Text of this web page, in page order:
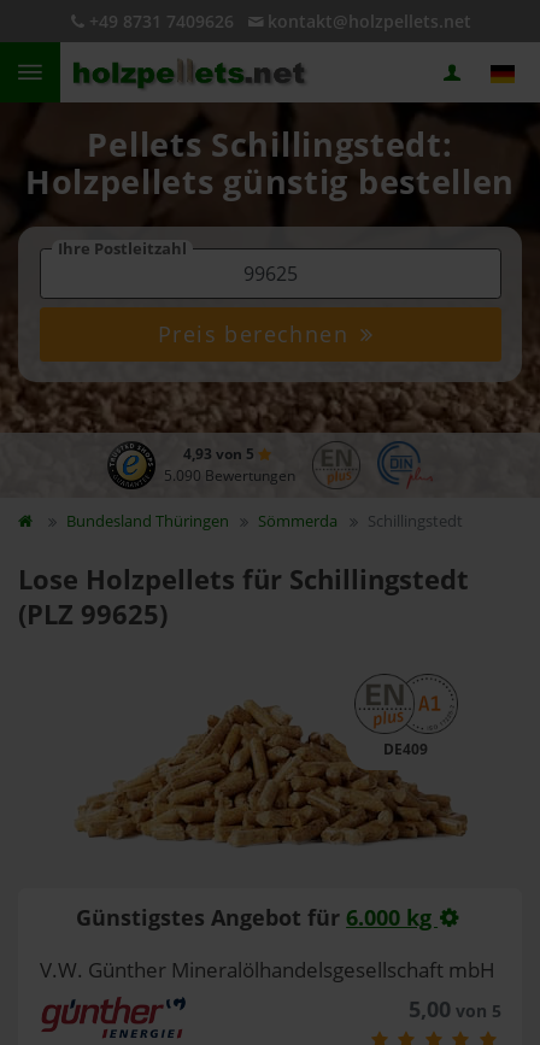
+49 8731 7409626 kontakt@holzpellets.net
Pellets Schillingstedt:
Holzpellets günstig bestellen
Ihre Postleitzahl
Preis berechnen
4,93 von 5
5.090 Bewertungen
Bundesland Thüringen Sömmerda Schillingstedt
Lose Holzpellets für Schillingstedt
(PLZ 99625)
DE409
Günstigstes Angebot für 6.000 kg
V.W. Günther Mineralölhandelsgesellschaft mbH
5,00 von 5